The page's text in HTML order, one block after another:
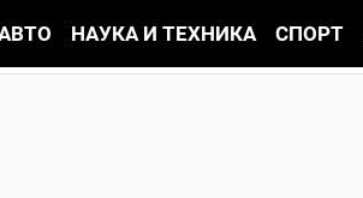
НАУКА И ТЕХНИКА СПОРТ